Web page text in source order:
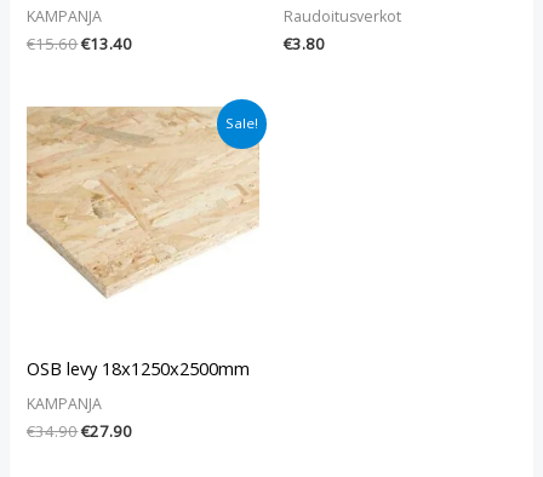
KAMPANJA
€15.60€13.40
Raudoitusverkot
€3.80
Sale!
OSB levy 18x1250x2500mm
KAMPANJA
€34.90
Alkuperäinen
hinta
oli:
€34.90.
€27.90
Nykyinen
hinta
€27.90.